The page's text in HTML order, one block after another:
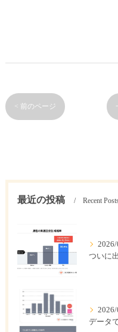
< 前のページ
最近の投稿 Recent
ついに
データ